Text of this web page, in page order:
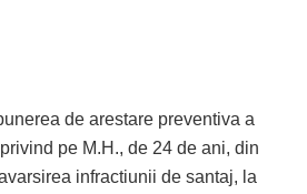
de arestare preventiva a
pe M.H., de 24 de ani, din
infractiunii de santaj, la